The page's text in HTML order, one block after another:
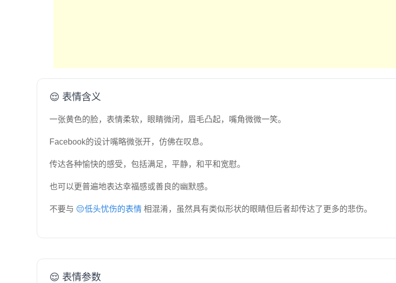
😌 表情含义
一张黄色的脸，表情柔软，眼睛微闭，眉毛凸起，嘴角微微一笑。
Facebook的设计嘴略微张开，仿佛在叹息。
传达各种愉快的感受，包括满足，平静，和平和宽慰。
也可以更普遍地表达幸福感或善良的幽默感。
不要与 😔低头忧伤的表情 相混淆，虽然具有类似形状的眼睛但后者却传达了更多的悲伤。
😌 表情参数